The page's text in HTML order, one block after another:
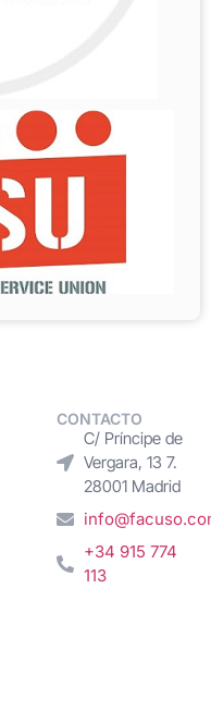
CONTACTO
C/ Príncipe de
Vergara, 13 7.
28001 Madrid
+34 915 774
113